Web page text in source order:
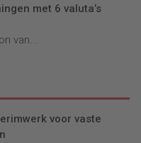
met 6 valuta’s
van...
voor vaste